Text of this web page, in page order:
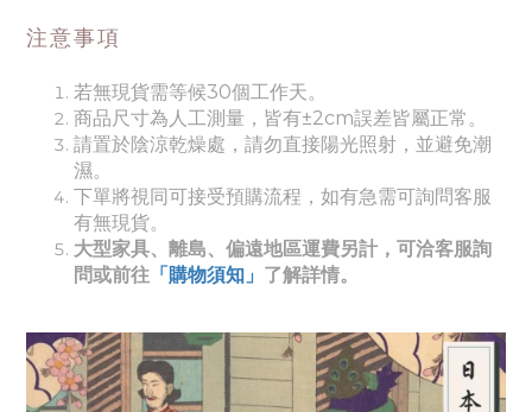
注意事項
若無現貨需等候30個工作天。
商品尺寸為人工測量，皆有±2cm誤差皆屬正常。
請置於陰涼乾燥處，請勿直接陽光照射，並避免潮
濕。
下單將視同可接受預購流程，如有急需可詢問客服
有無現貨。
大型家具、離島、偏遠地區運費另計，可洽客服詢
問或前往 「購物須知」 了解詳情。